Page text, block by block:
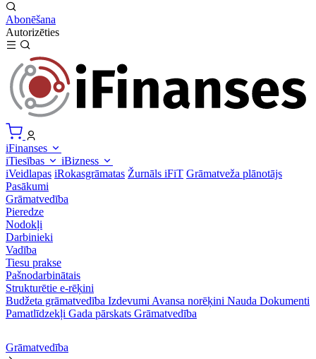
Abonēšana
Autorizēties
iFinanses
iTiesības
iBizness
iVeidlapas iRokasgrāmatas Žurnāls iFiT Grāmatveža plānotājs
Pasākumi
Grāmatvedība
Pieredze
Nodokļi
Darbinieki
Vadība
Tiesu prakse
Pašnodarbinātais
Strukturētie e-rēķini
Budžeta grāmatvedība Izdevumi Avansa norēķini Nauda Dokumenti
Pamatlīdzekļi Gada pārskats Grāmatvedība
Grāmatvedība